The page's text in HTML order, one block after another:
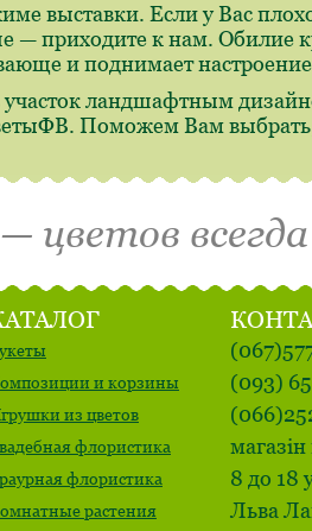
выставки. Если у Вас
— приходите к нам. Обилие
и поднимает
ландшафтным
Поможем Вам
цветов
и корзины
из цветов
флористика
флористика
растения
(093)
8 до 18
Льва